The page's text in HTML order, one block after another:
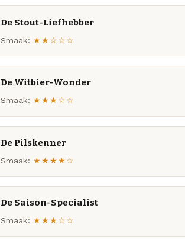
De Stout-Liefhebber
Smaak: ★★☆☆☆
De Witbier-Wonder
Smaak: ★★★☆☆
De Pilskenner
Smaak: ★★★★☆
De Saison-Specialist
Smaak: ★★★☆☆